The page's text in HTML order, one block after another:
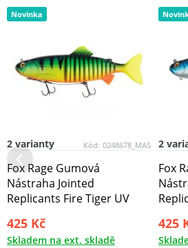
Novinka
Kód: 0248678_MAS
2 varianty
Fox Rage Gumová
Nástraha Jointed
Replicants Fire Tiger UV
425 Kč
Skladem na ext. skladě
2
Fox
425